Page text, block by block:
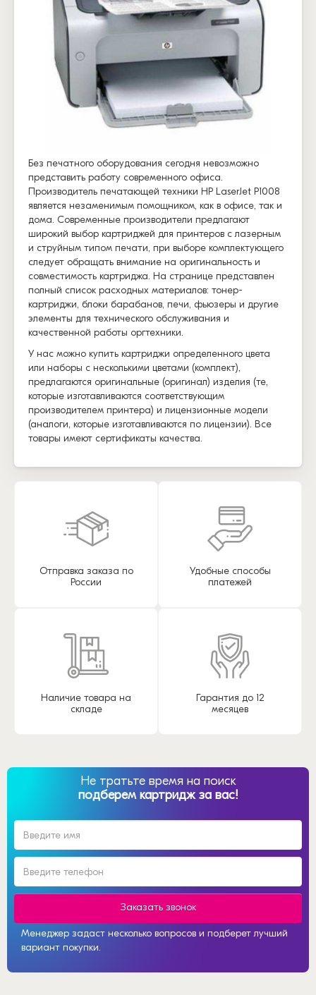
Без печатного оборудования сегодня невозможно
представить работу современного офиса.
Производитель печатающей техники HP LaserJet P1008
является незаменимым помощником, как в офисе, так и
дома. Современные производители предлагают
широкий выбор картриджей для принтеров с лазерным
и струйным типом печати, при выборе комплектующего
следует обращать внимание на оригинальность и
совместимость картриджа. На странице представлен
полный список расходных материалов: тонер-
картриджи, блоки барабанов, печи, фьюзеры и другие
элементы для технического обслуживания и
качественной работы оргтехники.
У нас можно купить картриджи определенного цвета
или наборы с несколькими цветами (комплект),
предлагаются оригинальные (оригинал) изделия (те,
которые изготавливаются соответствующим
производителем принтера) и лицензионные модели
(аналоги, которые изготавливаются по лицензии). Все
товары имеют сертификаты качества.
Отправка заказа по
России
Удобные способы
платежей
Наличие товара на
складе
Гарантия до 12
месяцев
Не тратьте время на поиск
подберем картридж за вас!
Заказать звонок
Менеджер задаст несколько вопросов и подберет лучший
вариант покупки.